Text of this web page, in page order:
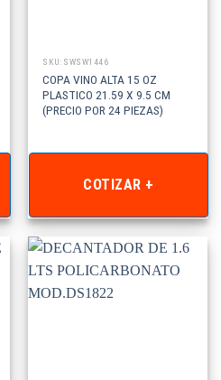
SKU: SWSW1446
COPA VINO ALTA 15 OZ
PLASTICO 21.59 X 9.5 CM
(PRECIO POR 24 PIEZAS)
COTIZAR +